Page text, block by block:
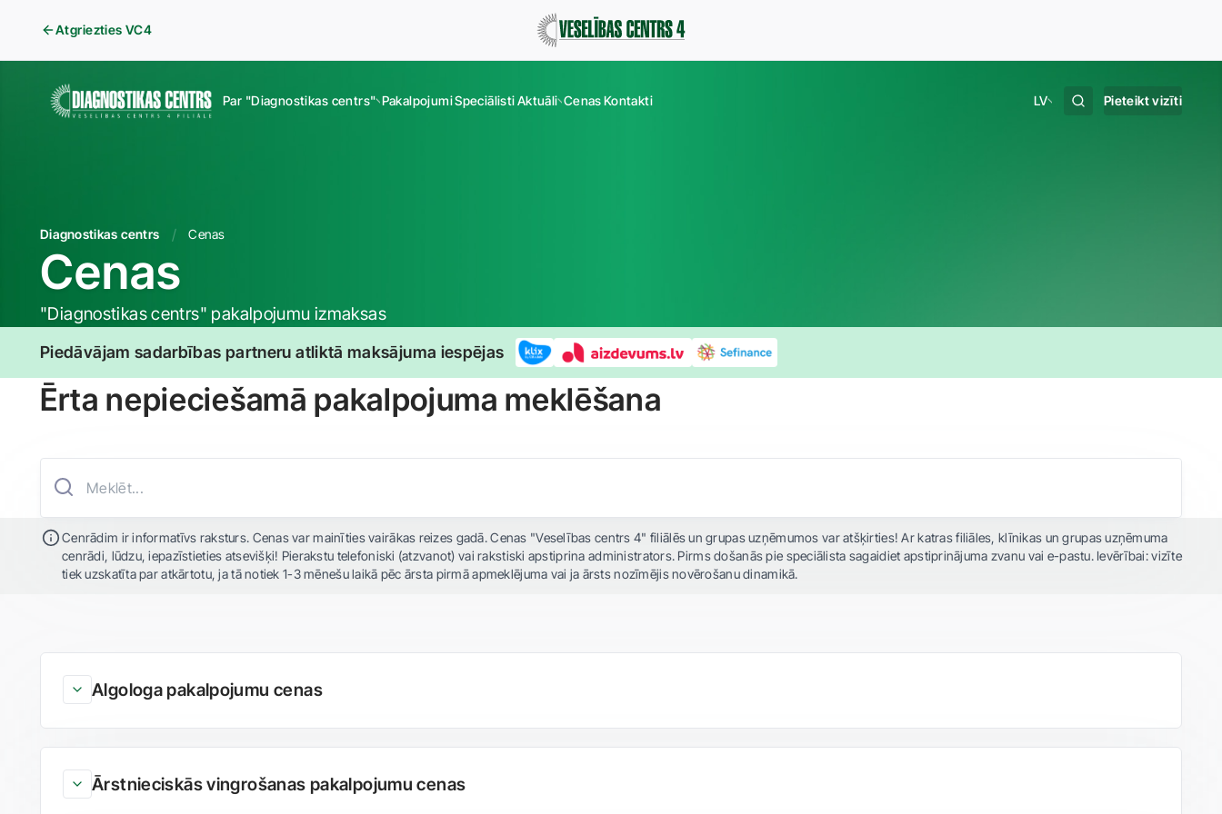
Atgriezties VC4
Par "Diagnostikas centrs" PakalpojumiSpeciālistiAktuāli CenasKontakti LV Pieteikt vizīti
Diagnostikas centrs Cenas
Cenas
"Diagnostikas centrs" pakalpojumu izmaksas
Piedāvājam sadarbības partneru atliktā maksājuma iespējas
Ērta nepieciešamā pakalpojuma meklēšana
Cenrādim ir informatīvs raksturs. Cenas var mainīties vairākas reizes gadā. Cenas "Veselības centrs 4" filiālēs un grupas uzņēmumos var atšķirties! Ar katras filiāles, klīnikas un grupas uzņēmuma
cenrādi, lūdzu, iepazīstieties atsevišķi! Pierakstu telefoniski (atzvanot) vai rakstiski apstiprina administrators. Pirms došanās pie speciālista sagaidiet apstiprinājuma zvanu vai e-pastu. Ievērībai: vizīte
tiek uzskatīta par atkārtotu, ja tā notiek 1-3 mēnešu laikā pēc ārsta pirmā apmeklējuma vai ja ārsts nozīmējis novērošanu dinamikā.
Algologa pakalpojumu cenas
Ārstnieciskās vingrošanas pakalpojumu cenas